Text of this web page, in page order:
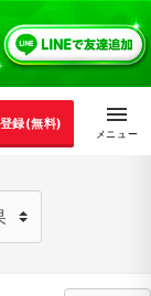
録(無料)